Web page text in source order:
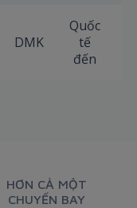
DMK
Quốc
tế
đến
HƠN CẢ MỘT
CHUYẾN BAY